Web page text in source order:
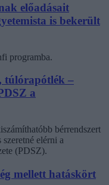
előadásait
is bekerült
programba.
túlórapótlék –
a
bérrendszert
elérni a
(PDSZ).
mellett hatáskört